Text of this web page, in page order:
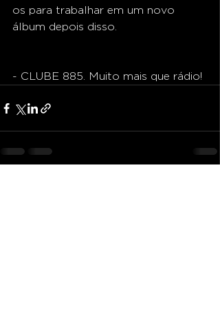
os para trabalhar em um novo
álbum depois disso.
- CLUBE 885. Muito mais que rádio!